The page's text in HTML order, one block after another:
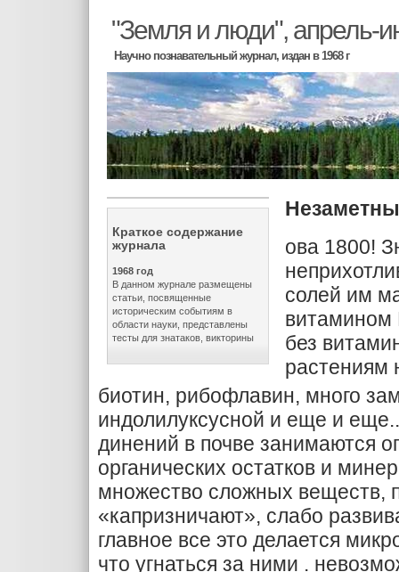
"Земля и люди", апрель-
Научно познавательный журнал, издан в 1968 г
Краткое содержание
журнала
1968 год
В данном журнале размещены
статьи, посвященные
историческим событиям в
области науки, представлены
тесты для знатаков, викторины
ова 1800!
солей им
витамином
без
растениям
биотин, рибофлавин, много
индолилуксусной и еще и
динений в почве занимаются
органических остатков и
множество сложных веществ,
«капризничают», слабо
главное все это делается
что угнаться за ними .